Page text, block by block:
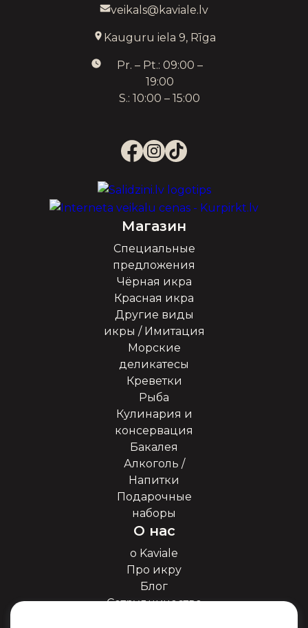
veikals@kaviale.lv
Kauguru iela 9, Rīga
Pr. – Pt.: 09:00 –
19:00
S.: 10:00 – 15:00
Магазин
Специальные
предложения
Чёрная икра
Красная икра
Другие виды
икры / Имитация
Морские
деликатесы
Креветки
Рыба
Кулинария и
консервация
Бакалея
Алкоголь /
Напитки
Подарочные
наборы
О нас
о Kaviale
Про икру
Блог
Сотрудничество